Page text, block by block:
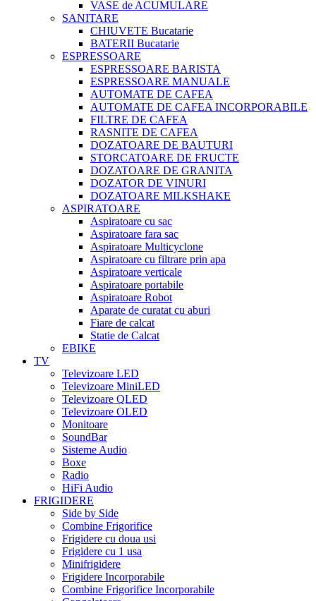
VASE de ACUMULARE
SANITARE
CHIUVETE Bucatarie
BATERII Bucatarie
ESPRESSOARE
ESPRESSOARE BARISTA
ESPRESSOARE MANUALE
AUTOMATE DE CAFEA
AUTOMATE DE CAFEA INCORPORABILE
FILTRE DE CAFEA
RASNITE DE CAFEA
DOZATOARE DE BAUTURI
STORCATOARE DE FRUCTE
DOZATOARE DE GRANITA
DOZATOR DE VINURI
DOZATOARE MILKSHAKE
ASPIRATOARE
Aspiratoare cu sac
Aspiratoare fara sac
Aspiratoare Multicyclone
Aspiratoare cu filtrare prin apa
Aspiratoare verticale
Aspiratoare portabile
Aspiratoare Robot
Aparate de curatat cu aburi
Fiare de calcat
Statie de Calcat
EBIKE
TV
Televizoare LED
Televizoare MiniLED
Televizoare QLED
Televizoare OLED
Monitoare
SoundBar
Sisteme Audio
Boxe
Radio
HiFi Audio
FRIGIDERE
Side by Side
Combine Frigorifice
Frigidere cu doua usi
Frigidere cu 1 usa
Minifrigidere
Frigidere Incorporabile
Combine Frigorifice Incorporabile